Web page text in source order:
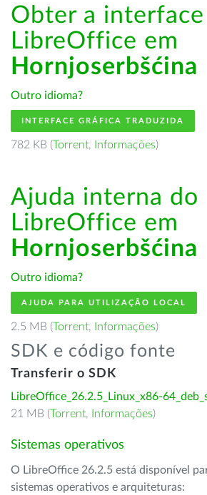
Obter a
LibreOffice em
Hornjoserbšćina
Outro idioma?
INTERFACE GRÁFICA TRADUZIDA
782 KB (Torrent, Informações)
Ajuda interna do
LibreOffice em
Hornjoserbšćina
Outro idioma?
AJUDA PARA UTILIZAÇÃO LOCAL
2.5 MB (Torrent, Informações)
SDK e código fonte
Transferir o SDK
LibreOffice_26.2.5_Linux_x86-
21 MB (Torrent, Informações)
Sistemas operativos
O LibreOffice 26.2.5 está disponível
sistemas operativos e arquiteturas: